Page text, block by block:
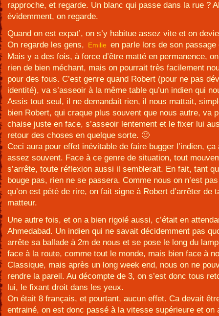
rapproche, et regarde. Un blanc qui passe dans la rue ?
évidemment, on regarde.
Quand on est expat’, on s’y habitue assez vite et on
On regarde les gens,
Emilie en parle lors de son passage
Mais y a des fois, à force d’être matté en permanence,
rien de bien méchant, mais on pourrait très facilement
pour des fous. C’est genre quand Robert (pour ne pas
identité), va s’asseoir à la même table qu’un indien qui
Assis tout seul, il ne demandait rien, il nous mattait,
bien Robert, qui craque plus souvent que nous autre, va
chaise juste en face, s’asseoir lentement et le fixer lui
retour des choses en quelque sorte. 🙂
Ceci aura pour effet inévitable de faire bugger l’indien, ça
assez souvent. Face à ce genre de situation, tout
s’arrête, toute réflexion aussi il semblerait. En fait, tant
bouge pas, rien ne se passera. Comme nous on n’est
qu’on est pété de rire, on fait signe à Robert d’arrêter de
matteur.
Une autre fois, et on a bien rigolé aussi, c’était en
Ahmedabad. Un indien qui ne savait décidemment pas
arrête sa ballade à 2m de nous et se pose le long du
face à la route, comme tout le monde, mais bien face à
Classique, mais après un long week end, nous on ne
rendre la pareil. Au décompte de 3, on s’est donc tous
lui, le fixant droit dans les yeux.
On était 8 français, et pourtant, aucun effet. Ca devait
entrainé, on est donc passé à la vitesse supérieure et on